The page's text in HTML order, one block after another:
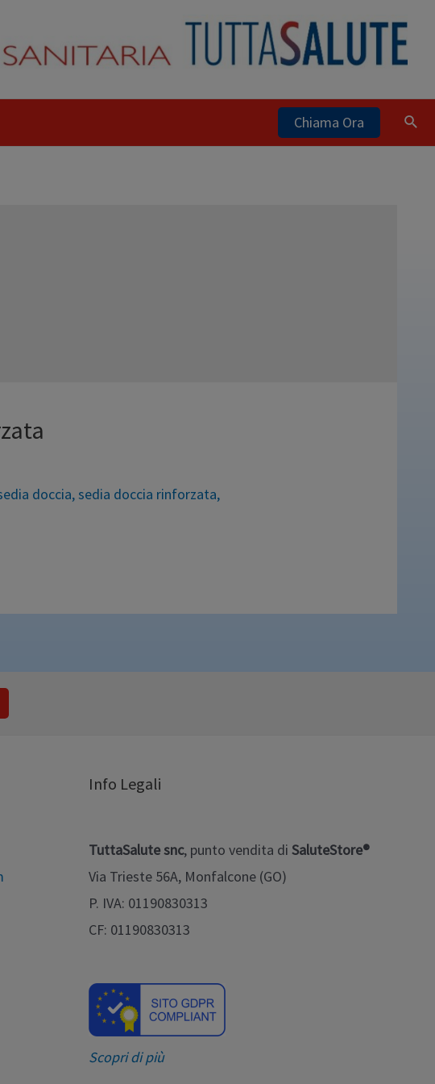
Chiama Ora
doccia,sedia doccia rinforzata,
in altezza
Info Legali
TuttaSalute snc, punto vendita di SaluteStore®
Via Trieste 56A, Monfalcone (GO)
P. IVA: 01190830313
CF: 01190830313
Scopri di più